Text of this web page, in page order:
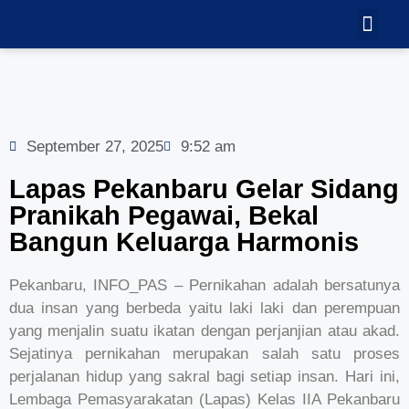
September 27, 2025 9:52 am
Lapas Pekanbaru Gelar Sidang
Pranikah Pegawai, Bekal
Bangun Keluarga Harmonis
Pekanbaru, INFO_PAS – Pernikahan adalah bersatunya
dua insan yang berbeda yaitu laki laki dan perempuan
yang menjalin suatu ikatan dengan perjanjian atau akad.
Sejatinya pernikahan merupakan salah satu proses
perjalanan hidup yang sakral bagi setiap insan. Hari ini,
Lembaga Pemasyarakatan (Lapas) Kelas IIA Pekanbaru